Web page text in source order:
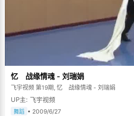
忆 战缘情魂 - 刘瑞娟
飞宇视频 第19期, 忆 战缘情魂 - 刘瑞娟
UP主: 飞宇视频
舞蹈 • 2009/6/27